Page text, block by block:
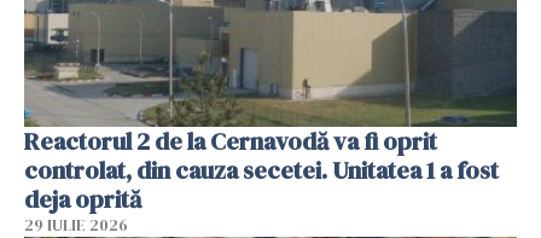
Reactorul 2 de la Cernavodă va fi oprit
controlat, din cauza secetei. Unitatea 1 a fost
deja oprită
29 IULIE 2026